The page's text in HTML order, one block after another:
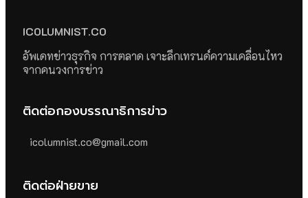
ICOLUMNIST.CO
อัพเดทข่าวธุรกิจ การตลาด เจาะลึกเทรนด์ความเคลื่อนไหว
จากคนวงการข่าว
ติดต่อกองบรรณาธิการข่าว
icolumnist.co@gmail.com
ติดต่อฝ่ายขาย